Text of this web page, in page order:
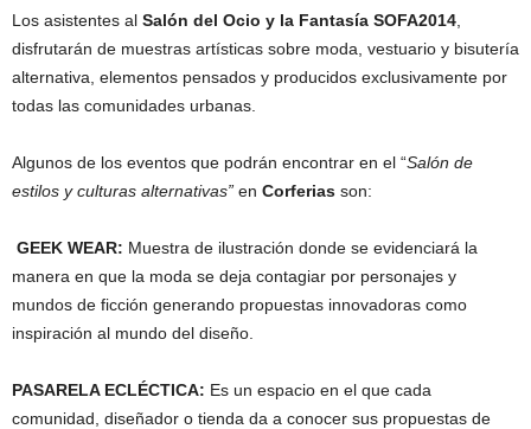
Los asistentes al Salón del Ocio y la Fantasía SOFA2014
disfrutarán de muestras artísticas sobre moda, vestuario y bisutería
alternativa, elementos pensados y producidos exclusivamente por
todas las comunidades urbanas.
Algunos de los eventos que podrán encontrar en el “Salón de
estilos y culturas alternativas” en Corferias son:
GEEK WEAR: Muestra de ilustración donde se evidenciará la
manera en que la moda se deja contagiar por personajes y
mundos de ficción generando propuestas innovadoras como
inspiración al mundo del diseño.
PASARELA ECLÉCTICA: Es un espacio en el que cada
comunidad, diseñador o tienda da a conocer sus propuestas de